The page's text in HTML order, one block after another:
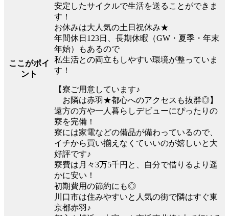
ここがポイ
ント
安定したサイクルで生活を送ることができま
す！
お休みは大人気の土日祝休み★
年間休日123日、長期休暇（GW・夏季・年末
年始）もあるので
私生活との両立もしやすい環境が整っていま
す！
【寮ご用意しています♪
お隣は赤羽★都心へのアクセスも抜群◎】
遠方の方や一人暮らしデビューにぴったりの
寮を完備！
寮には家電などの備品が備わっているので、
イチから買い揃えなくていいのが嬉しいと大
好評です♪
寮費は月々3万5千円と、自分で借りるより遥
かに安い！
初期費用の節約にも◎
川口市は住みやすいと人気の街で隣はすぐ東
京都赤羽♪